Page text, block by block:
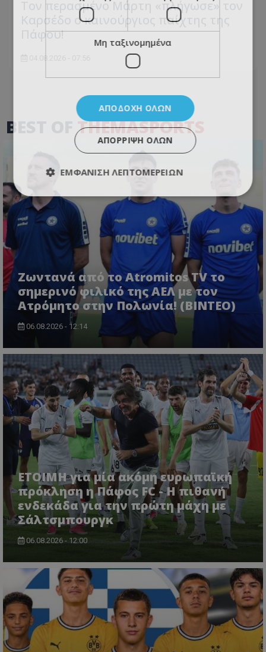
Τον περασμένο Μάρτη «πλήγωσε» τον
Καρσέδο ο καινούργιος παίχτης της
Πάφου!
BEST OF THEMASPORTS
Ζωντανά από το Atromitos TV το
σημερινό φιλικό της ΑΕΛ με τον
Ατρόμητο στην Πολωνία! (ΒΙΝΤΕΟ)
06.08.2026 - 12:14
ΕΤΟΙΜΗ για μία ακόμη ευρωπαϊκή
πρόκληση η Πάφος FC - Η πιθανή
ενδεκάδα για την πρώτη μάχη με
Σάλτσμπουργκ
06.08.2026 - 12:00
Μη ταξινομημένα
ΑΠΟΔΟΧΉ ΌΛΩΝ
ΑΠΌΡΡΙΨΗ ΌΛΩΝ
ΕΜΦΆΝΙΣΗ ΛΕΠΤΟΜΕΡΕΙΏΝ